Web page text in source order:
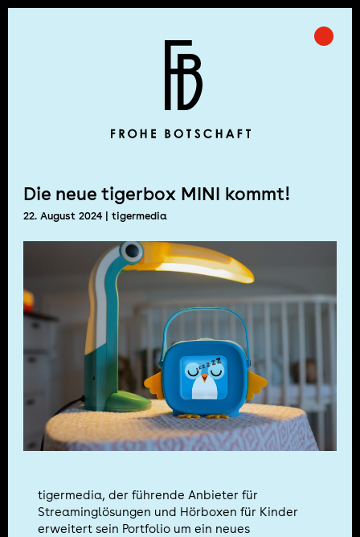
Frohe Botschaft
Die neue tigerbox MINI kommt!
22. August 2024| tigermedia
tigermedia, der führende Anbieter für
Streaminglösungen und Hörboxen für Kinder
erweitert sein Portfolio um ein neues